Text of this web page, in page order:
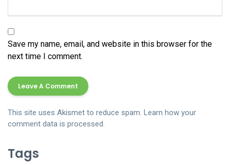
Save my name, email, and website in this browser for the
next time I comment.
This site uses Akismet to reduce spam. Learn how your
comment data is processed.
Tags